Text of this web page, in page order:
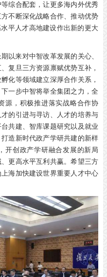
综合配套，让更多海内外优秀
不断深化战略合作、推动优势
平人才高地建设作出新的更大
以来对中智改革发展的关心、
复旦三方资源禀赋优势互补，
化等领域建立深厚合作关系，
一步中智将举全集团之力，全
源，积极推进落实战略合作协
的引进与寻访、人才的培养与
共建、智库课题研究以及就业
造新时代政产学研共建的新样
开创政产学研融合发展的新局
更高水平互利共赢。希望三方
海加快建设世界重要人才中心